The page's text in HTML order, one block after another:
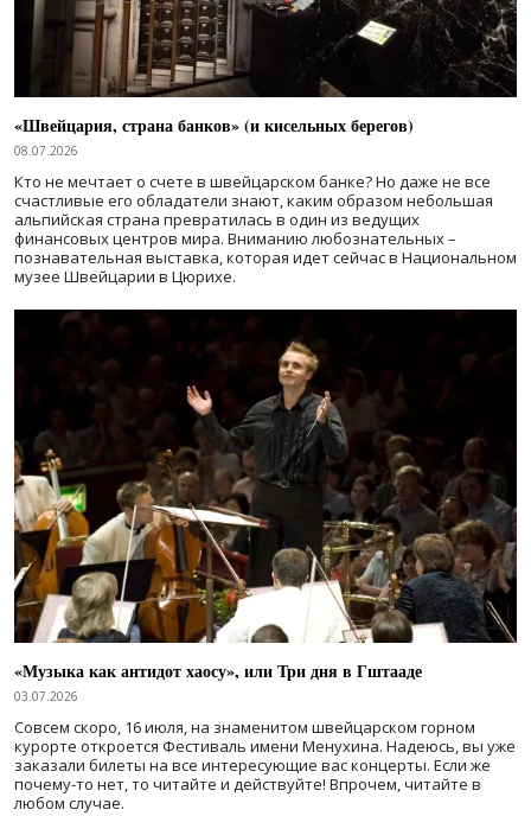
«Швейцария, страна банков» (и кисельных берегов)
08.07.2026
Кто не мечтает о счете в швейцарском банке? Но даже не все
счастливые его обладатели знают, каким образом небольшая
альпийская страна превратилась в один из ведущих
финансовых центров мира. Вниманию любознательных –
познавательная выставка, которая идет сейчас в Национальном
музее Швейцарии в Цюрихе.
«Музыка как антидот хаосу», или Три дня в Гштааде
03.07.2026
Совсем скоро, 16 июля, на знаменитом швейцарском горном
курорте откроется Фестиваль имени Менухина. Надеюсь, вы уже
заказали билеты на все интересующие вас концерты. Если же
почему-то нет, то читайте и действуйте! Впрочем, читайте в
любом случае.